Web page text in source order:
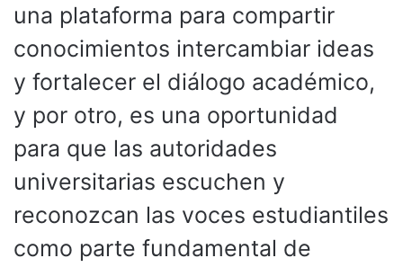
una plataforma para compartir
conocimientos intercambiar ideas
y fortalecer el diálogo académico,
y por otro, es una oportunidad
para que las autoridades
universitarias escuchen y
reconozcan las voces estudiantiles
como parte fundamental de